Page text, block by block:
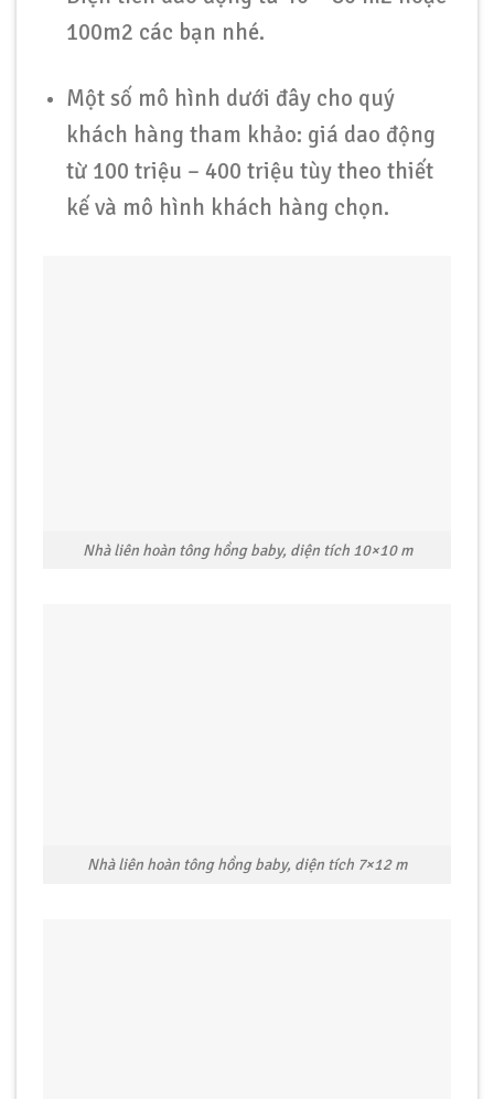
100m2 các bạn nhé.
Một số mô hình dưới đây cho quý
khách hàng tham khảo: giá dao động
từ 100 triệu – 400 triệu tùy theo thiết
kế và mô hình khách hàng chọn.
Nhà liên hoàn tông hồng baby, diện tích 10×10 m
Nhà liên hoàn tông hồng baby, diện tích 7×12 m